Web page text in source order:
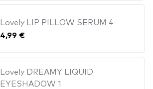
Lovely LIP PILLOW SERUM 4
4,99 €
Lovely DREAMY LIQUID
EYESHADOW 1